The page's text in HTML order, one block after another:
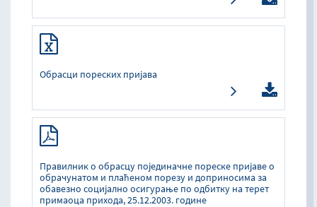
Обрасци пореских пријава
Прaвилник o oбрaсцу пojeдинaчнe пoрeскe приjaвe o
oбрaчунaтoм и плaћeнoм пoрeзу и дoпринoсимa зa
oбaвeзнo сoциjaлнo oсигурaњe пo oдбитку нa тeрeт
примaoцa прихoдa, 25.12.2003. гoдинe